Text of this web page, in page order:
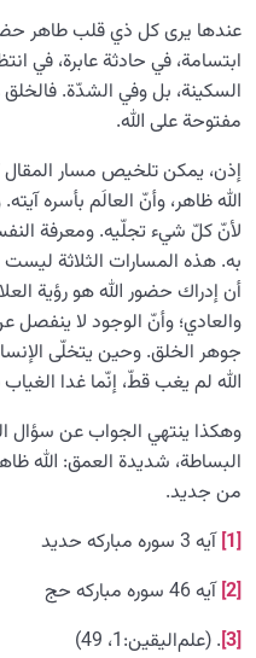
عندها يرى كل ذي قلب طاهر
ابتسامة، في حادثة عابرة، في
السكينة، بل وفي الشدّة.
مفتوحة على الله.
إذن، يمكن تلخيص مسار
الله ظاهر، وأنّ العالَم بأسره
لأنّ كلّ شيء تجلّيه. ومعرفة
به. هذه المسارات الثلاثة
أن إدراك حضور الله هو رؤية
والعادي؛ وأنّ الوجود لا ينفصل
جوهر الخلق. وحين يتخلّى
الله لم يغب قطّ، إنّما غدا
وهكذا ينتهي الجواب عن سؤال
البساطة، شديدة العمق: الله
من جديد.
[1]
آیه 3 سوره مبارکه حدید
[2]
آیه 46 سوره مبارکه حج
[3] . (علم‌الیقین:1، 49)